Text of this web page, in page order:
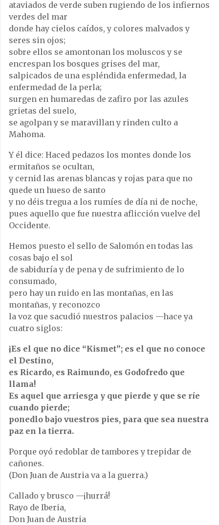
ataviados de verde suben rugiendo de los infiernos
verdes del mar
donde hay cielos caídos, y colores malvados y
seres sin ojos;
sobre ellos se amontonan los moluscos y se
encrespan los bosques grises del mar,
salpicados de una espléndida enfermedad, la
enfermedad de la perla;
surgen en humaredas de zafiro por las azules
grietas del suelo,
se agolpan y se maravillan y rinden culto a
Mahoma.
Y él dice: Haced pedazos los montes donde los
ermitaños se ocultan,
y cernid las arenas blancas y rojas para que no
quede un hueso de santo
y no déis tregua a los rumíes de día ni de noche,
pues aquello que fue nuestra aflicción vuelve del
Occidente.
Hemos puesto el sello de Salomón en todas las
cosas bajo el sol
de sabiduría y de pena y de sufrimiento de lo
consumado,
pero hay un ruido en las montañas, en las
montañas, y reconozco
la voz que sacudió nuestros palacios —hace ya
cuatro siglos:
¡Es el que no dice “Kismet”; es el que no conoce
el Destino,
es Ricardo, es Raimundo, es Godofredo que
llama!
Es aquel que arriesga y que pierde y que se ríe
cuando pierde;
ponedlo bajo vuestros pies, para que sea nuestra
paz en la tierra.
Porque oyó redoblar de tambores y trepidar de
cañones.
(Don Juan de Austria va a la guerra.)
Callado y brusco —¡hurrá!
Rayo de Iberia,
Don Juan de Austria